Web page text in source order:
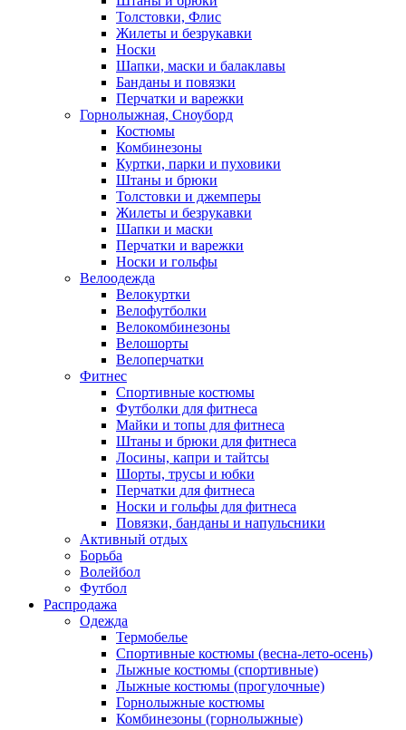
Толстовки, Флис
Жилеты и безрукавки
Носки
Шапки, маски и балаклавы
Банданы и повязки
Перчатки и варежки
Горнолыжная, Сноуборд
Костюмы
Комбинезоны
Куртки, парки и пуховики
Штаны и брюки
Толстовки и джемперы
Жилеты и безрукавки
Шапки и маски
Перчатки и варежки
Носки и гольфы
Велоодежда
Велокуртки
Велофутболки
Велокомбинезоны
Велошорты
Велоперчатки
Фитнес
Спортивные костюмы
Футболки для фитнеса
Майки и топы для фитнеса
Штаны и брюки для фитнеса
Лосины, капри и тайтсы
Шорты, трусы и юбки
Перчатки для фитнеса
Носки и гольфы для фитнеса
Повязки, банданы и напульсники
Активный отдых
Борьба
Волейбол
Футбол
Распродажа
Одежда
Термобелье
Спортивные костюмы (весна-лето-осень)
Лыжные костюмы (спортивные)
Лыжные костюмы (прогулочные)
Горнолыжные костюмы
Комбинезоны (горнолыжные)